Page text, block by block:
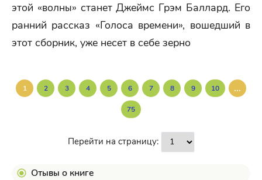
этой «волны» станет Джеймс Грэм Баллард. Его
ранний рассказ «Голоса времени», вошедший в
этот сборник, уже несет в себе зерно
1 2 3 4 5 6 7 8 9 10 ...
75
Перейти на страницу:
Отывы о книге